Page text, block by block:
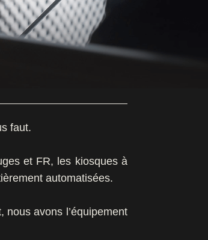
faut.
et FR, les kiosques à
automatisées.
avons l’équipement